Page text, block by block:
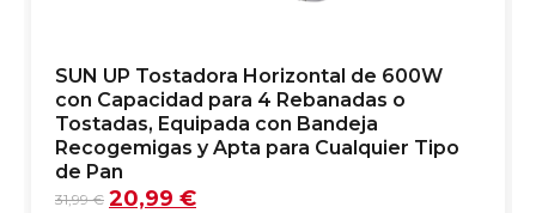
SUN UP Tostadora Horizontal de 600W
con Capacidad para 4 Rebanadas o
Tostadas, Equipada con Bandeja
Recogemigas y Apta para Cualquier Tipo
de Pan
31,99€ 20,99 €